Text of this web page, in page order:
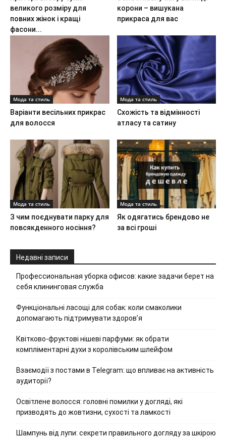
великого розміру для
повних жінок і кращі
фасони...
корони – вишукана
прикраса для вас
Мода та стиль
Варіанти весільних прикрас
для волосся
Мода та стиль
Схожість та відмінності
атласу та сатину
Мода та стиль
З чим поєднувати парку для
повсякденного носіння?
Мода та стиль
Як одягатись брендово не
за всі гроші
Недавні записи
Профессиональная уборка офисов: какие задачи берет на
себя клининговая служба
Функціональні ласощі для собак: коли смаколики
допомагають підтримувати здоров’я
Квітково-фруктові нішеві парфуми: як обрати
компліментарні духи з королівським шлейфом
Взаємодії з постами в Telegram: що впливає на активність
аудиторії?
Освітлене волосся: головні помилки у догляді, які
призводять до жовтизни, сухості та ламкості
Шампунь від лупи: секрети правильного догляду за шкірою